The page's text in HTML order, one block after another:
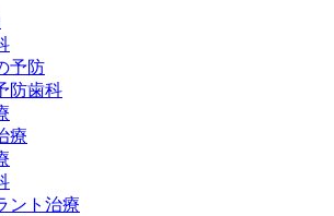
予防
防歯科
療
ント治療